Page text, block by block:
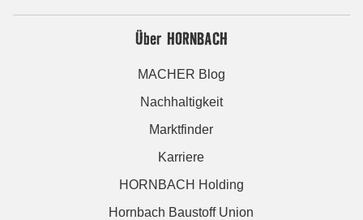
Über HORNBACH
MACHER Blog
Nachhaltigkeit
Marktfinder
Karriere
HORNBACH Holding
Hornbach Baustoff Union